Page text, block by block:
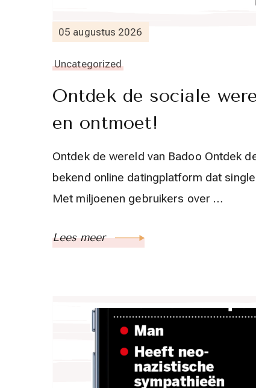
05 augustus 2026
Uncategorized
Ontdek de sociale
en ontmoet!
Ontdek de wereld van Badoo Ontdek
bekend online datingplatform dat
Met miljoenen gebruikers over …
Lees meer